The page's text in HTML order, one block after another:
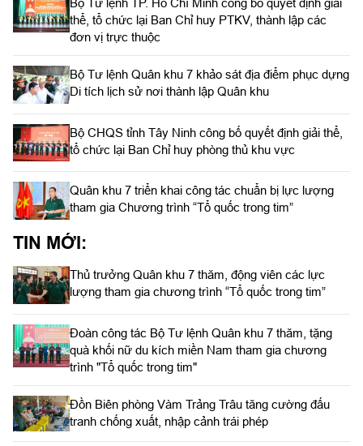
Bộ Tư lệnh TP. Hồ Chí Minh công bố quyết định giải
thể, tổ chức lại Ban Chỉ huy PTKV, thành lập các
đơn vị trực thuộc
Bộ Tư lệnh Quân khu 7 khảo sát địa điểm phục dựng
Di tích lịch sử nơi thành lập Quân khu
Bộ CHQS tỉnh Tây Ninh công bố quyết định giải thể,
tổ chức lại Ban Chỉ huy phòng thủ khu vực
Quân khu 7 triển khai công tác chuẩn bị lực lượng
tham gia Chương trình “Tổ quốc trong tim”
TIN MỚI:
Thủ trưởng Quân khu 7 thăm, động viên các lực
lượng tham gia chương trình “Tổ quốc trong tim”
Đoàn công tác Bộ Tư lệnh Quân khu 7 thăm, tặng
quà khối nữ du kích miền Nam tham gia chương
trình "Tổ quốc trong tim"
Đồn Biên phòng Vàm Trảng Trâu tăng cường đấu
tranh chống xuất, nhập cảnh trái phép